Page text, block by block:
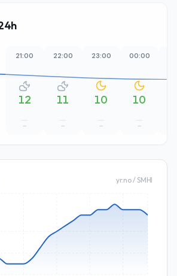
21:00
12
–
22:00
11
–
23:00
10
–
00:00
10
–
yr.no / SMHI